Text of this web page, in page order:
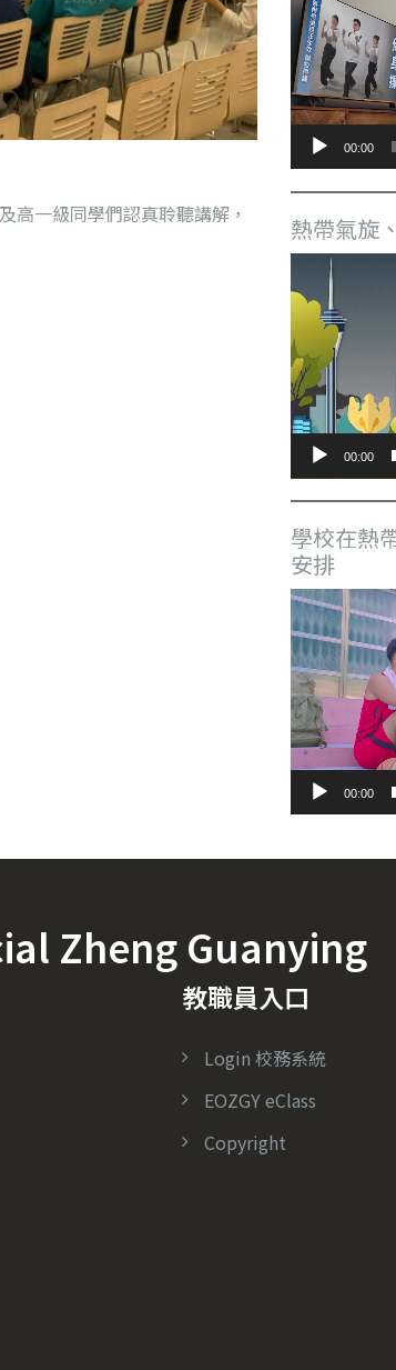
高一級同學們認真聆聽講解，
播
放
器
00:00
熱帶氣旋
訊
放
器
00:00
學校在熱
安排
視
訊
播
放
器
00:00
Zheng Guanying
教職員入口
Login 校務系統
EOZGY eClass
Copyright